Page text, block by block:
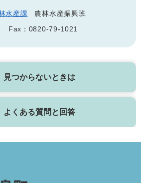
水産課
農林水産振興班
Fax：0820-79-1021
見つからないときは
よくある質問と回答